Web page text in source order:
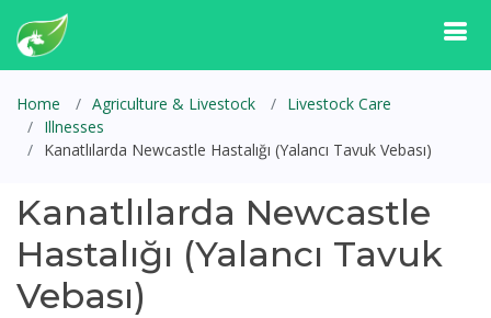
Home Agriculture & Livestock
Livestock Care
Illnesses
Kanatlılarda Newcastle Hastalığı (Yalancı Tavuk Vebası)
Kanatlılarda Newcastle
Hastalığı (Yalancı Tavuk
Vebası)